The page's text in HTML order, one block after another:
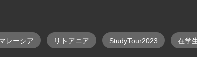
レーシア リトアニア StudyTour2023 在学